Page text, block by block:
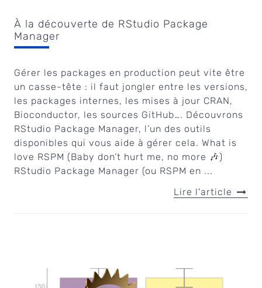
À la découverte de RStudio Package
Manager
Gérer les packages en production peut vite être
un casse-tête : il faut jongler entre les versions,
les packages internes, les mises à jour CRAN,
Bioconductor, les sources GitHub…. Découvrons
RStudio Package Manager, l’un des outils
disponibles qui vous aide à gérer cela. What is
love RSPM (Baby don’t hurt me, no more 🎶)
RStudio Package Manager (ou RSPM en ...
Lire l'article